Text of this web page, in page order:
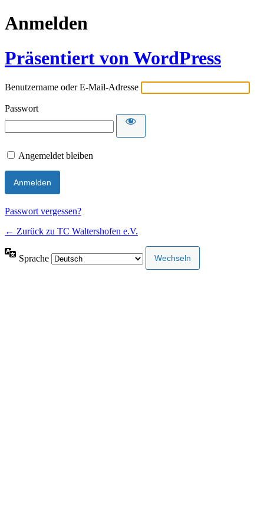
Anmelden
Präsentiert von WordPress
Benutzername oder E-Mail-Adresse
Passwort
Angemeldet bleiben
Passwort vergessen?
← Zurück zu TC Waltershofen e.V.
Sprache